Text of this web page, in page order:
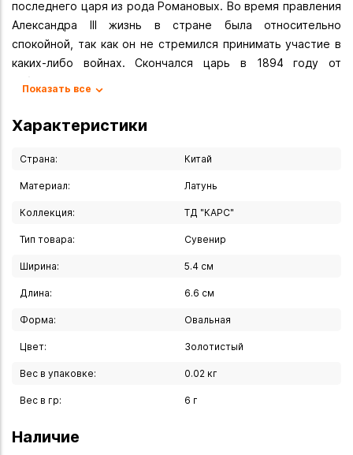
последнего царя из рода Романовых. Во время правления
Александра III жизнь в стране была относительно
спокойной, так как он не стремился принимать участие в
каких-либо войнах. Скончался царь в 1894 году от
заболевания почек, после чего императором стал его
поэтому в начале XX века появились музеи, названные в
честь императора Александра III. Кроме них, в разных
частях страны установили памятники, один из которых
Вы можете купить Сувенир Иркутск Памятник Александру
также сделать заказ в интернет-магазине с доставкой
курьером по Иркутску или транспортной компанией по
Показать все
Характеристики
Страна: Китай
Материал: Латунь
Коллекция: ТД "КАРС"
Тип товара: Сувенир
Ширина: 5.4 см
Длина: 6.6 см
Форма: Овальная
Цвет: Золотистый
Вес в упаковке: 0.02 кг
Вес в гр: 6 г
Наличие